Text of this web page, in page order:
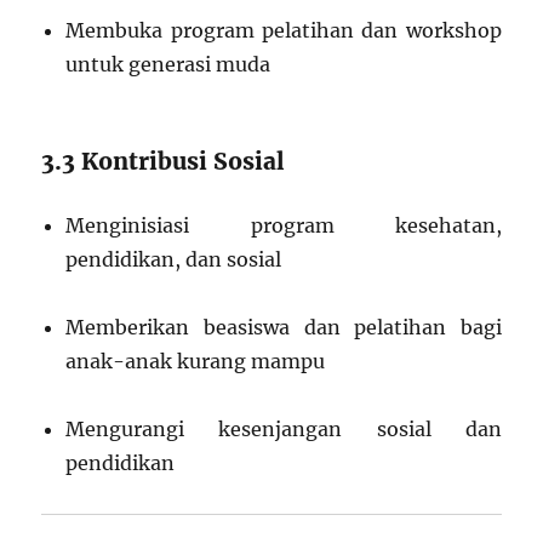
Membuka program pelatihan dan workshop
untuk generasi muda
3.3 Kontribusi Sosial
Menginisiasi program kesehatan,
pendidikan, dan sosial
Memberikan beasiswa dan pelatihan bagi
anak-anak kurang mampu
Mengurangi kesenjangan sosial dan
pendidikan